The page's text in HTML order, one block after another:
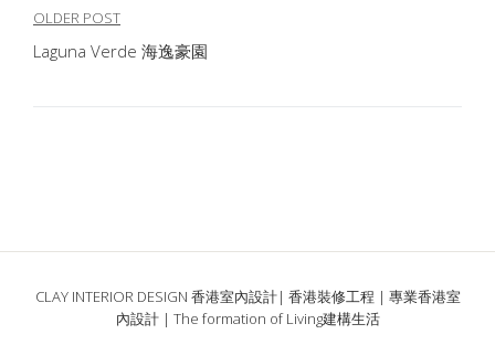
文
章
OLDER POST
Laguna Verde 海逸豪園
CLAY INTERIOR DESIGN 香港室內設計| 香港裝修工程 | 專業香港室
內設計 | The formation of Living建構生活